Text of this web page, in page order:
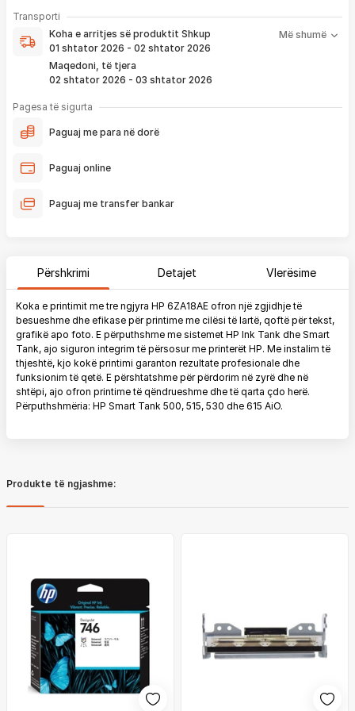
pagesë
Transporti
Koha e arritjes së produktit Shkup
01 shtator 2026 - 02 shtator 2026
Maqedoni, të tjera
02 shtator 2026 - 03 shtator 2026
Më shumë
Koha e arritjes së produktit nënkupton periudhën prej kur
bëhet verifikimi i porosisë suaj, dhe njoftimit për verifikim
që ju e pranoni përmes email-it apo SMS-it.
Nëse porosia bëhet tani, produkti arrin sipas afatit kohor të
vendosur më lartë. Ju do të njoftoheni në vazhdimësi
përfshirë momentin kur produkti arrin në depon tonë, dhe
më lartë. Ju lusim të keni parasysh që festat ndërkombëtare ndikojnë që
liferimi të shtyhet për rreth 2 ditë.
Pagesa të sigurta
Paguaj me para në dorë
Paguaj online
Paguaj me transfer bankar
Përshkrimi Detajet Vlerësime
Koka e printimit me tre ngjyra HP 6ZA18AE ofron një zgjidhje të
besueshme dhe efikase për printime me cilësi të lartë, qoftë për tekst,
grafikë apo foto. E përputhshme me sistemet HP Ink Tank dhe Smart
Tank, ajo siguron integrim të përsosur me printerët HP. Me instalim të
thjeshtë, kjo kokë printimi garanton rezultate profesionale dhe
funksionim të qetë. E përshtatshme për përdorim në zyrë dhe në
shtëpi, ajo ofron printime të qëndrueshme dhe të qarta çdo herë.
Përputhshmëria: HP Smart Tank 500, 515, 530 dhe 615 AiO.
Produkte të ngjashme: